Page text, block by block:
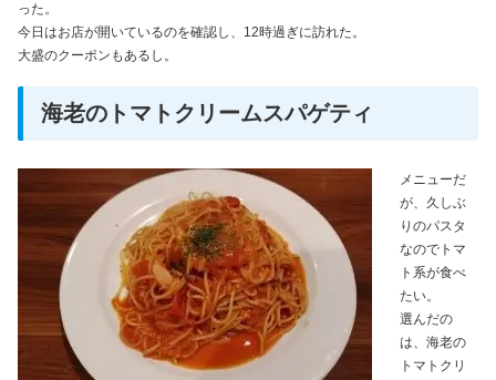
った。
今日はお店が開いているのを確認し、12時過ぎに訪れた。
大盛のクーポンもあるし。
海老のトマトクリームスパゲティ
メニューだ
が、久しぶ
りのパスタ
なのでトマ
ト系が食べ
たい。
選んだの
は、海老の
トマトクリ